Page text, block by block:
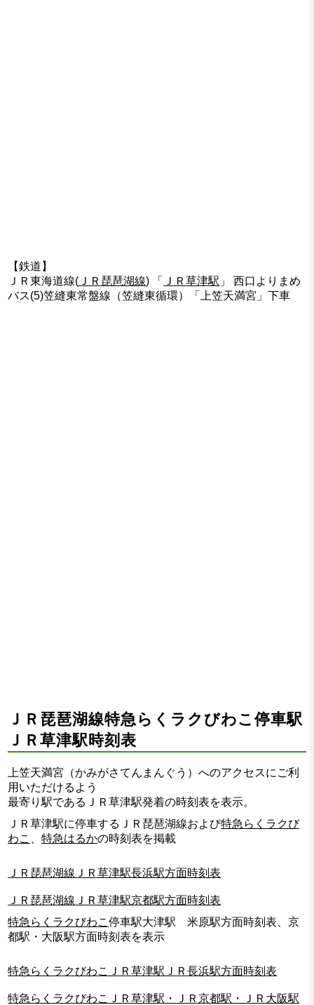
【鉄道】
ＪＲ東海道線( ＪＲ琵琶湖線) 「 ＪＲ草津駅 」 西口よりまめ
バス(5)笠縫東常盤線（笠縫東循環）「上笠天満宮」下車
ＪＲ琵琶湖線特急らくラクびわこ停車駅
ＪＲ草津駅時刻表
上笠天満宮（かみがさてんまんぐう）へのアクセスにご利
用いただけるよう
最寄り駅であるＪＲ草津駅発着の時刻表を表示。
ＪＲ草津駅に停車するＪＲ琵琶湖線および特急らくラクび
わこ
、特急はるかの時刻表を掲載
ＪＲ琵琶湖線ＪＲ草津駅長浜駅方面時刻表
ＪＲ琵琶湖線ＪＲ草津駅京都駅方面時刻表
特急らくラクびわこ停車駅大津駅 米原駅方面時刻表、京
都駅・大阪駅方面時刻表を表示
特急らくラクびわこＪＲ草津駅ＪＲ長浜駅方面時刻表
特急らくラクびわこＪＲ草津駅・ＪＲ京都駅・ＪＲ大阪駅